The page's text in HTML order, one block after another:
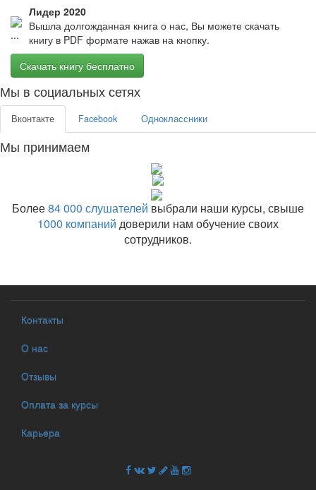
Лидер 2020
Вышла долгожданная книга о нас, Вы можете скачать
книгу в PDF формате нажав на кнопку.
Скачать книгу бесплатно
Мы в социальных сетях
Вконтакте Facebook Одноклассники
Мы принимаем
Более84 000 слушателей выбрали наши курсы, свыше
1000 компаний доверили нам обучение своих
сотрудников.
Контакты
О нас
Отзывы
Оплата за курсы
Карьера